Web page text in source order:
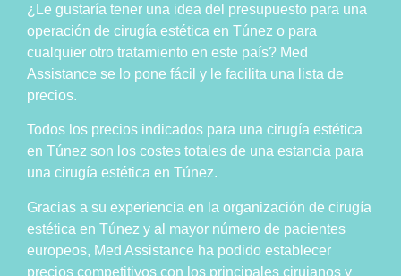
¿Le gustaría tener una idea del presupuesto para una
operación de cirugía estética en Túnez o para
cualquier otro tratamiento en este país? Med
Assistance se lo pone fácil y le facilita una lista de
precios.
Todos los precios indicados para una cirugía estética
en Túnez son los costes totales de una estancia para
una cirugía estética en Túnez.
Gracias a su experiencia en la organización de cirugía
estética en Túnez y al mayor número de pacientes
europeos, Med Assistance ha podido establecer
precios competitivos con los principales cirujanos y